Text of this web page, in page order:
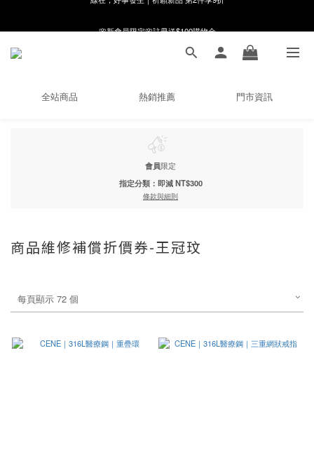
8月月初限定｜指定分類滿件88折！
全站商品 熱銷推薦 門市資訊
會員限定
指定分類：即減 NT$300
條款與細則
商品維修補償折價券-王冠玟
每頁顯示 72 個